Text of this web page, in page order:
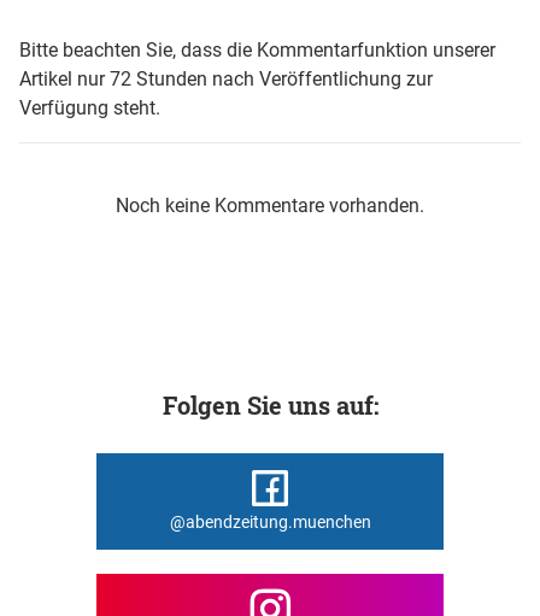
Bitte beachten Sie, dass die Kommentarfunktion unserer
Artikel nur 72 Stunden nach Veröffentlichung zur
Verfügung steht.
Noch keine Kommentare vorhanden.
Folgen Sie uns auf:
@abendzeitung.muenchen